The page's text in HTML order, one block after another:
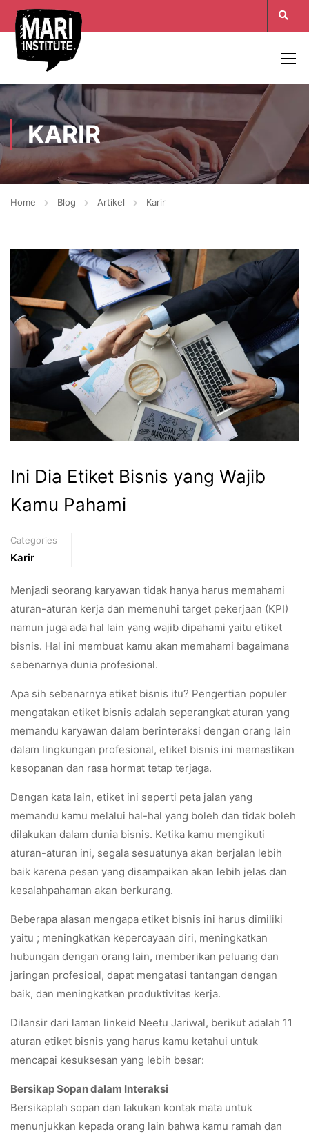
KARIR
Home Blog Artikel Karir
Ini Dia Etiket Bisnis yang Wajib
Kamu Pahami
Categories
Karir
Menjadi seorang karyawan tidak hanya harus memahami
aturan-aturan kerja dan memenuhi target pekerjaan (KPI)
namun juga ada hal lain yang wajib dipahami yaitu etiket
bisnis. Hal ini membuat kamu akan memahami bagaimana
sebenarnya dunia profesional.
Apa sih sebenarnya etiket bisnis itu? Pengertian populer
mengatakan etiket bisnis adalah seperangkat aturan yang
memandu karyawan dalam berinteraksi dengan orang lain
dalam lingkungan profesional, etiket bisnis ini memastikan
kesopanan dan rasa hormat tetap terjaga.
Dengan kata lain, etiket ini seperti peta jalan yang
memandu kamu melalui hal-hal yang boleh dan tidak boleh
dilakukan dalam dunia bisnis. Ketika kamu mengikuti
aturan-aturan ini, segala sesuatunya akan berjalan lebih
baik karena pesan yang disampaikan akan lebih jelas dan
kesalahpahaman akan berkurang.
Beberapa alasan mengapa etiket bisnis ini harus dimiliki
yaitu ; meningkatkan kepercayaan diri, meningkatkan
hubungan dengan orang lain, memberikan peluang dan
jaringan profesioal, dapat mengatasi tantangan dengan
baik, dan meningkatkan produktivitas kerja.
Dilansir dari laman linkeid Neetu Jariwal, berikut adalah 11
aturan etiket bisnis yang harus kamu ketahui untuk
mencapai kesuksesan yang lebih besar:
Bersikap Sopan dalam Interaksi
Bersikaplah sopan dan lakukan kontak mata untuk
menunjukkan kepada orang lain bahwa kamu ramah dan